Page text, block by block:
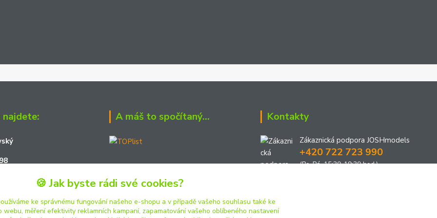
najdete: A máš to spočítaný... Kontakty
Zákaznická podpora JOSHmodels
+420 722 723 990
(Po-Pá, 15:30-19:30 hod.)
🍪 Jak byste rádi své cookies?
ke správnému fungování našeho e-shopu a v případě vašeho souhlasu také ke
měření efektivity reklamních kampaní, zapamatování vašeho oblíbeného nastavení